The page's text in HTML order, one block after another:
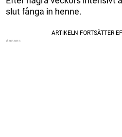
slut fånga in henne.